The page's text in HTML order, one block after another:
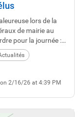
lors de la
de mairie au
pour la journée :
on 2/16/26 at 4:39 PM